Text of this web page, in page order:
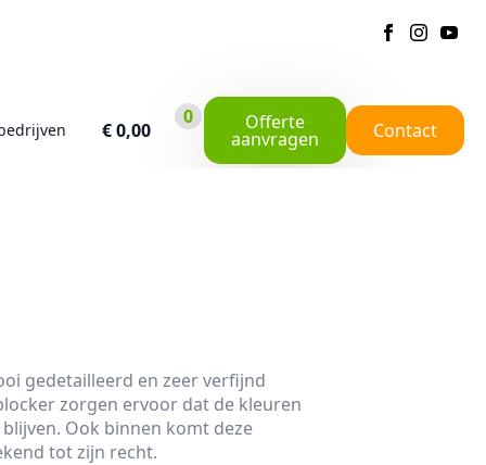
€0,00
0 Offerte
aanvragen Contact
gedetailleerd en zeer verfijnd
zorgen ervoor dat de kleuren
Ook binnen komt deze
tot zijn recht.